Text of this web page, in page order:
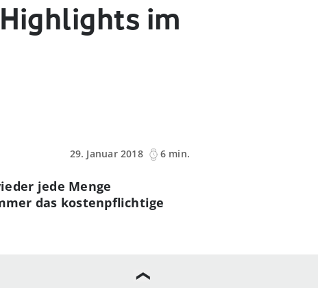
im
29. Januar 2018
6 min.
jede Menge
das kostenpflichtige